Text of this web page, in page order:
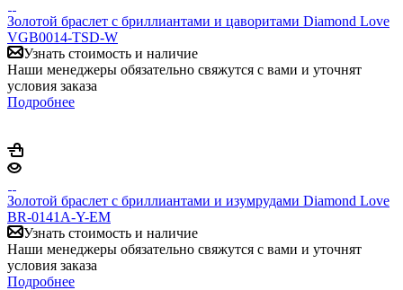
Золотой браслет с бриллиантами и цаворитами Diamond Love
VGB0014-TSD-W
Узнать стоимость и наличие
Наши менеджеры обязательно свяжутся с вами и уточнят
условия заказа
Подробнее
Золотой браслет с бриллиантами и изумрудами Diamond Love
BR-0141A-Y-EM
Узнать стоимость и наличие
Наши менеджеры обязательно свяжутся с вами и уточнят
условия заказа
Подробнее